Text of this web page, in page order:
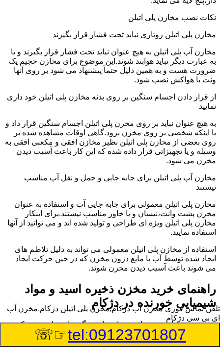
نکات نصب مخازن پلی اتیلن
مخازن پلی اتیلن روتاری نباید تحت فشار قرار بگیرند
مخازن آب پلی اتیلن به هیچ عنوان نباید تحت فشار قرار بگیرند و یا
به عبارت دیگر نباید هوابند شوند.این موضوع برای مخازن حجیم یک
ضرورت هست و به همین دلیل حتماً پیشنهاد می شود بر روی آنها
ونت یا هواکش نصب شود.
از قرار دادن اجسام سنگین بر روی بدنه مخازن پلی اتیلن خود داری
نمایید
به هیچ عنوان نباید بر روی مخزن پلی اتیلن اجسام سنگین قرار داد و
یا اینکه شخصی بر روی مخزن برود.گاهی اوقات مشاهده شده بر
روی بعضی از مخازن پلی اتیلن نظیر مخازن افقی و مکعبی افقی به
وسیله و یا تجهیزاتی قرار داده شده که این کار باعث آسیب دیدن
مخزن می شود.
مخازن آب پلی اتیلن برای جابه جایی و حمل و نقل آب مناسب
نیستند
مخازن پلی اتیلن معمولی برای جابه جایی آب و استفاده به عنوان
مخزن پشت وانت،نیسان و یا خاور مناسب نیستند.برای اینکار
مخازن پلی اتیلن ویژه ای طراحی و تولید شده اند و می توانید از آنها
استفاده نمایید.
استفاده از مخازن پلی اتیلن معمولی می تواند به دلیل تلاطم های
ایجاد شده توسط آب یا مایع درون مخزن که در حین حرکت ایجاد
می شوند باعث آسیب دیدن مخزن شوند.
راهنمای خرید مخزن ذخیره اسید و مواد
شیمیایی خورنده در دژکام
مخزن ذخیره اسید و مواد شیمیایی باید به گونه ای تولید شوند که
بتوانند در برابر چگالی نسبتا بالا و خورندگی انواع اسیدها مقاومت
کافی داشته باشند.به همین دلیل نمی توان در هر مخزنی اسید و مواد
تلفن تماس فوریمخزن آب دژکام,مخزن پلی اتیلن دژکام,مخزن آب
ای بی سی دژکام
tel:09123701807
☞☏